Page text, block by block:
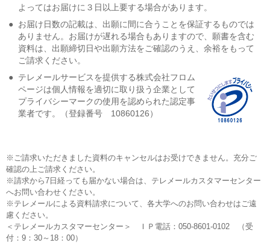
よってはお届けに３日以上要する場合があります。
● お届け日数の記載は、出願に間に合うことを保証するものでは
ありません。お届けが遅れる場合もありますので、願書を含む
資料は、出願締切日や出願方法をご確認のうえ、余裕をもって
ご請求ください。
● テレメールサービスを提供する株式会社フロム
ページは個人情報を適切に取り扱う企業として
プライバシーマークの使用を認められた認定事
業者です。（登録番号 10860126）
※ご請求いただきました資料のキャンセルはお受けできません。充分ご
確認の上ご請求ください。
※請求から7日経っても届かない場合は、テレメールカスタマーセンター
へお問い合わせください。
※テレメールによる資料請求について、各大学へのお問い合わせはご遠
慮ください。
＜テレメールカスタマーセンター＞ ＩＰ電話：050-8601-0102 （受
付：9：30～18：00）